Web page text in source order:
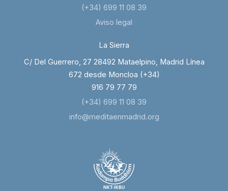
(+34) 699 11 08 39
Aviso legal
La Sierra
C/ Del Guerrero, 27 28492 Mataelpino, Madrid Línea
672 desde Moncloa (+34)
916 79 77 79
(+34) 699 11 08 39
info@meditaenmadrid.org